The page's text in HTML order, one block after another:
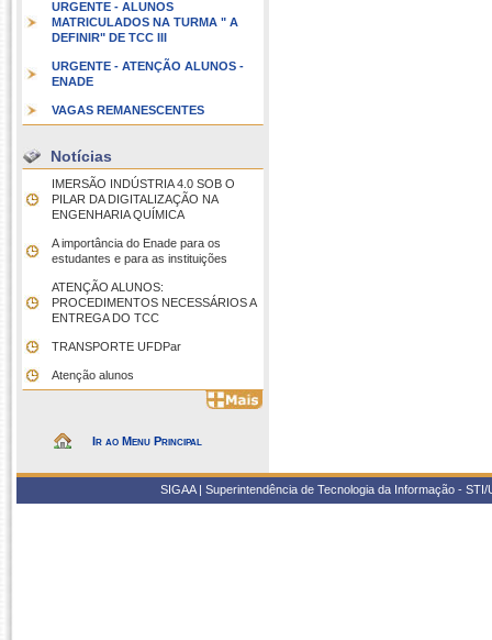
URGENTE - ALUNOS
MATRICULADOS NA TURMA " A
DEFINIR" DE TCC III
URGENTE - ATENÇÃO ALUNOS -
ENADE
VAGAS REMANESCENTES
Notícias
IMERSÃO INDÚSTRIA 4.0 SOB O
PILAR DA DIGITALIZAÇÃO NA
ENGENHARIA QUÍMICA
A importância do Enade para os
estudantes e para as instituições
ATENÇÃO ALUNOS:
PROCEDIMENTOS NECESSÁRIOS A
ENTREGA DO TCC
TRANSPORTE UFDPar
Atenção alunos
Ir ao Menu Principal
SIGAA | Superintendência de Tecnologia da Informação -